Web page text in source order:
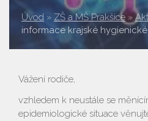
Úvod » ZŠ a MŠ Prakšice »
informace krajské
Vážení rodiče,
vzhledem k neustále se
epidemiologické situace